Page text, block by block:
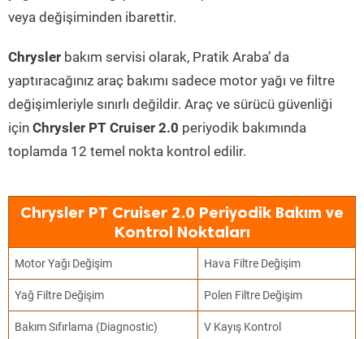
veya değişiminden ibarettir.
Chrysler bakım servisi olarak, Pratik Araba’ da
yaptıracağınız araç bakımı sadece motor yağı ve filtre
değişimleriyle sınırlı değildir. Araç ve sürücü güvenliği
için Chrysler PT Cruiser 2.0 periyodik bakımında
toplamda 12 temel nokta kontrol edilir.
Chrysler PT Cruiser 2.0 Periyodik Bakım ve
Kontrol Noktaları
Motor Yağı Değişim Hava Filtre Değişim
Yağ Filtre Değişim Polen Filtre Değişim
Bakım Sıfırlama (Diagnostic) V Kayış Kontrol